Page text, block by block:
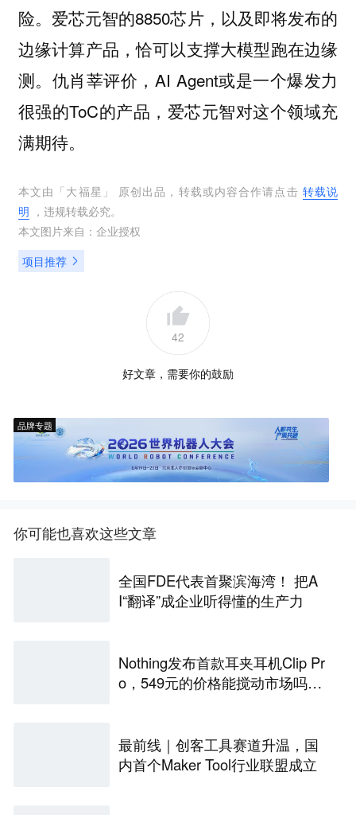
险。爱芯元智的8850芯片，以及即将发布的
边缘计算产品，恰可以支撑大模型跑在边缘
测。仇肖莘评价，AI Agent或是一个爆发力
很强的ToC的产品，爱芯元智对这个领域充
满期待。
本文由「 大福星 」 原创出品，转载或内容合作请点击 转载说
明 ，违规转载必究。
本文图片来自： 企业授权
项目推荐
42
好文章，需要你的鼓励
品牌专题
你可能也喜欢这些文章
全国FDE代表首聚滨海湾！ 把A
I“翻译”成企业听得懂的生产力
Nothing发布首款耳夹耳机Clip Pr
o，549元的价格能搅动市场吗？
最前线｜创客工具赛道升温，国
内首个Maker Tool行业联盟成立